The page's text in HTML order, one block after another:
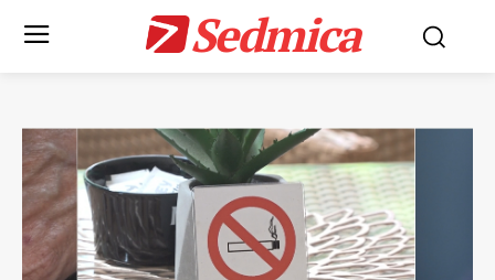
Sedmica